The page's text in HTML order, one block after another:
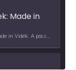
Made in
Az idei MBH Bank Gourmet Fesztivál mottója: Made in Vidék. A pócsmegyeri Papi, a mályinkai Iszkor és a szigligeti Villa Kabala tulajdonosai beszélnek arról, hogy mit jelentenek nekik a vidék ízei.